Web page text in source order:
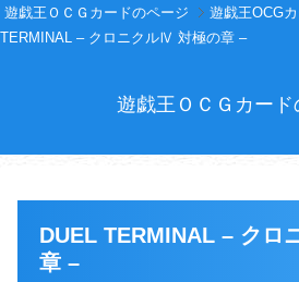
遊戯王ＯＣＧカードのページ 遊戯王OCG
TERMINAL – クロニクルⅣ 対極の章 –
遊戯王ＯＣＧカード
DUEL TERMINAL – クロ
章 –